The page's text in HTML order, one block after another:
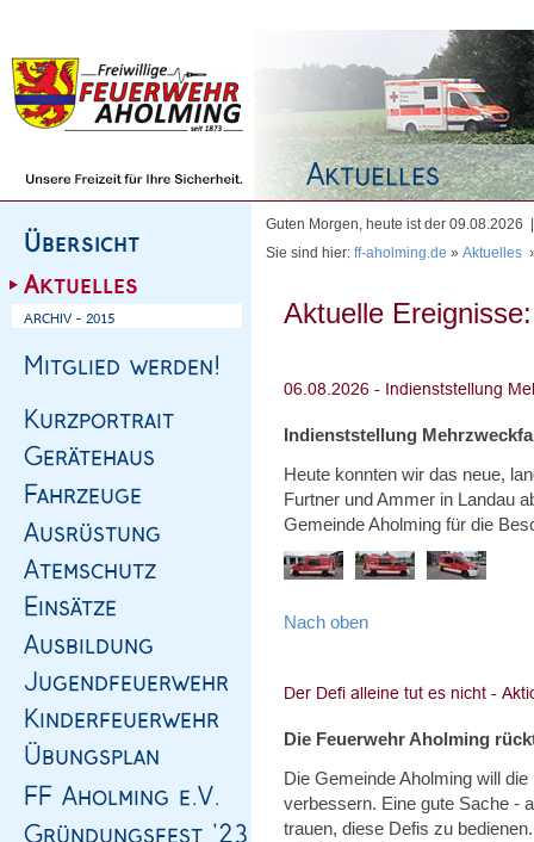
Guten Morgen, heute ist der
Sie sind hier: ff-aholming.de » Aktuelles
Aktuelle Ereignisse:
Indienststellung
Heute konnten wir das neue,
Furtner und Ammer in Landau
Gemeinde Aholming für die
Nach oben
Die Feuerwehr Aholming
Die Gemeinde Aholming will
verbessern. Eine gute Sache -
trauen, diese Defis zu